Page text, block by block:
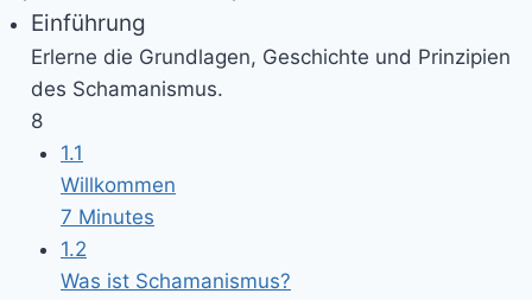
Einführung
Erlerne die Grundlagen, Geschichte und Prinzipien
des Schamanismus.
8
1.1
Willkommen
7 Minutes
1.2
Was ist Schamanismus?